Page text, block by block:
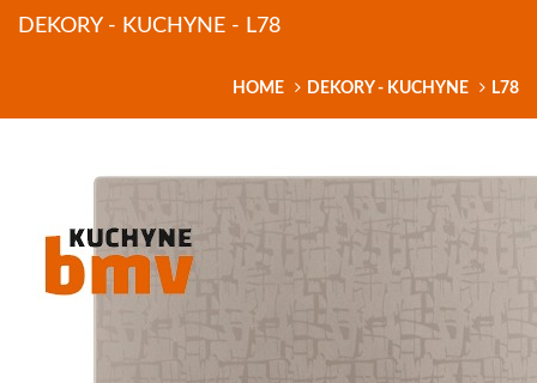
DEKORY - KUCHYNE - L78
HOME DEKORY - KUCHYNE L78